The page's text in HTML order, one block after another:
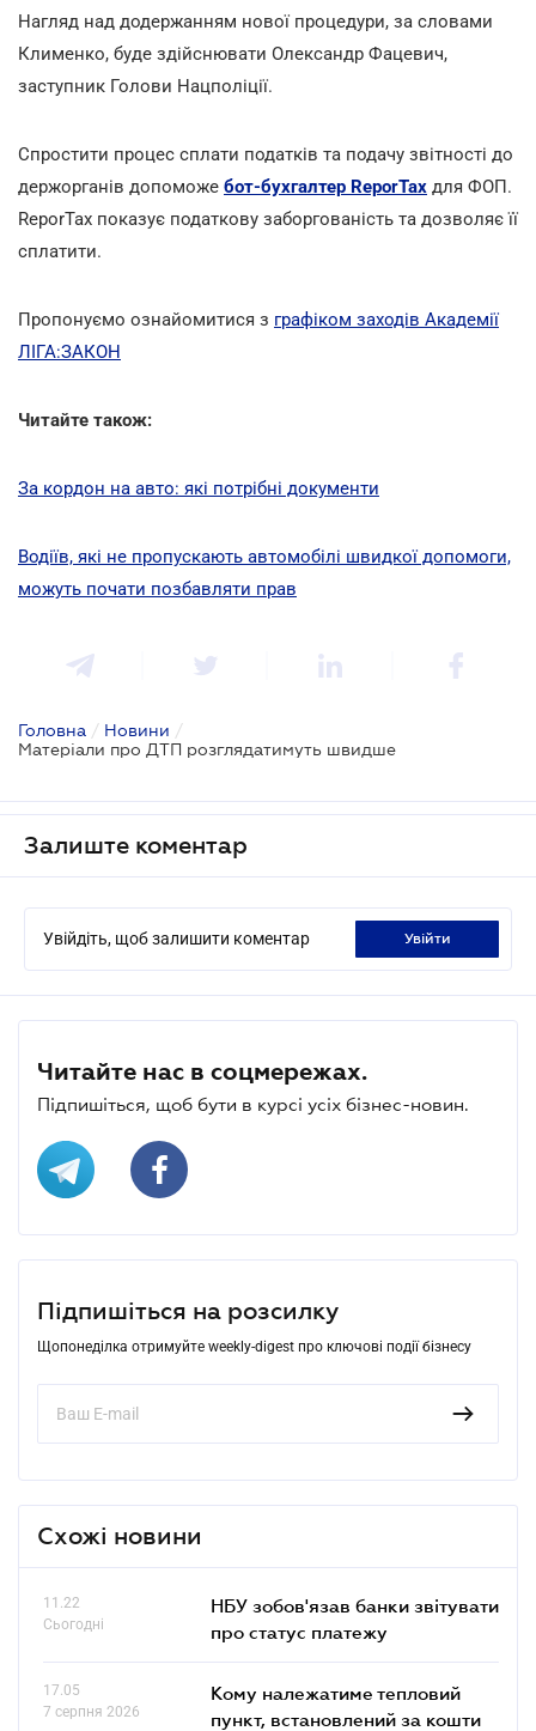
Нагляд над додержанням нової процедури, за словами
Клименко, буде здійснювати Олександр Фацевич,
заступник Голови Нацполіції.
Спростити процес сплати податків та подачу звітності до
держорганів допоможе бот-бухгалтер ReporTax для ФОП.
ReporTax показує податкову заборгованість та дозволяє її
cплатити.
Пропонуємо ознайомитися з графіком заходів Академії
ЛІГА:ЗАКОН
Читайте також:
За кордон на авто: які потрібні документи
Водіїв, які не пропускають автомобілі швидкої допомоги,
можуть почати позбавляти прав
Головна / Новини /
Матеріали про ДТП розглядатимуть швидше
Залиште коментар
Увійдіть, щоб залишити коментар увійти
Читайте нас в соцмережах.
Підпишіться, щоб бути в курсі усіх бізнес-новин.
Підпишіться на розсилку
Щопонеділка отримуйте weekly-digest про ключові події бізнесу
Схожі новини
11.22
Сьогодні
НБУ зобов'язав банки звітувати
про статус платежу
17.05
7 серпня 2026
Кому належатиме тепловий
пункт, встановлений за кошти